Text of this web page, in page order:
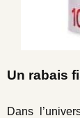
Un rabais
Dans